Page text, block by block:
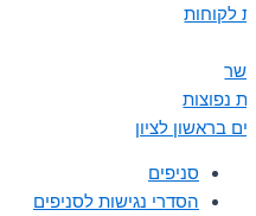
לקוחות
נפוצות
בראשון לציון
סניפים
הסדרי נגישות לסניפים